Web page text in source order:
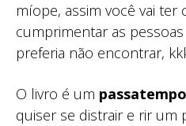
míope, assim você vai ter
cumprimentar as
preferia não encontrar,
O livro é um
quiser se distrair e rir um